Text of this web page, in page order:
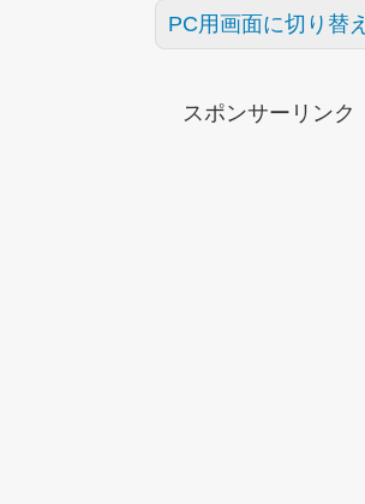
PC用画面に切り替え
スポンサーリンク